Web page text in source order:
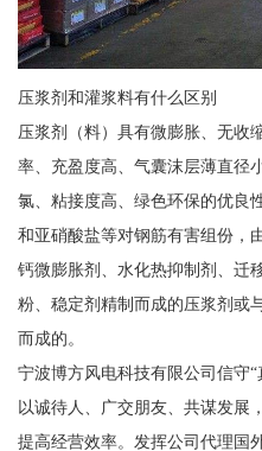
压浆剂和灌浆料有什么区别
压浆剂（料）具有微膨胀、无收
率、充盈度高、气囊沫层薄直径
氯、粘接度高、绿色环保的优良
和亚硝酸盐等对钢筋有害组份，
钙微膨胀剂、水化热抑制剂、迁
粉、稳定剂精制而成的压浆剂或
而成的。
宁波博方风电科技有限公司信守
以诚待人、广交朋友、共谋发展
提高经营效率。发挥公司代理国